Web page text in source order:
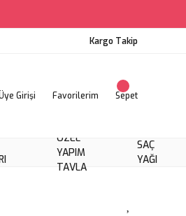
Kargo Takip
Girişi Favorilerim Sepet
ÖZEL
YAPIM
TAVLA
SAÇ
YAĞI